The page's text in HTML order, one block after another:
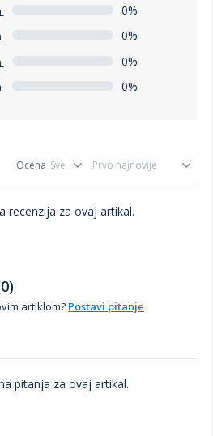
0%
0%
0%
0%
Ocena
recenzija za ovaj artikal.
artiklom? Postavi pitanje
pitanja za ovaj artikal.